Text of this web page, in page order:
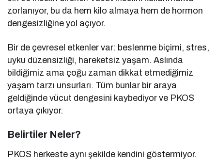
zorlanıyor, bu da hem kilo almaya hem de hormon
dengesizliğine yol açıyor.
Bir de çevresel etkenler var: beslenme biçimi, stres,
uyku düzensizliği, hareketsiz yaşam. Aslında
bildiğimiz ama çoğu zaman dikkat etmediğimiz
yaşam tarzı unsurları. Tüm bunlar bir araya
geldiğinde vücut dengesini kaybediyor ve PKOS
ortaya çıkıyor.
Belirtiler Neler?
PKOS herkeste aynı şekilde kendini göstermiyor.